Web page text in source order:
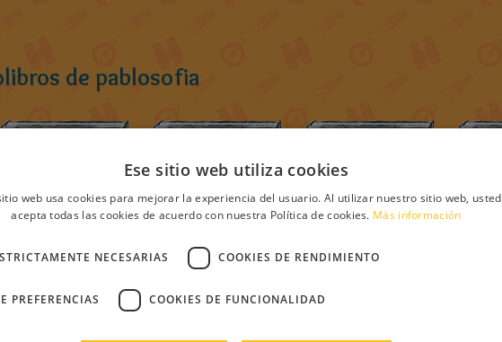
de pablosofia
Ese sitio web utiliza cookies
web usa cookies para mejorar la experiencia del usuario. Al utilizar nuestro sitio web, usted
acepta todas las cookies de acuerdo con nuestra Política de cookies. Más información
NECESARIAS COOKIES DE RENDIMIENTO
PREFERENCIAS COOKIES DE FUNCIONALIDAD